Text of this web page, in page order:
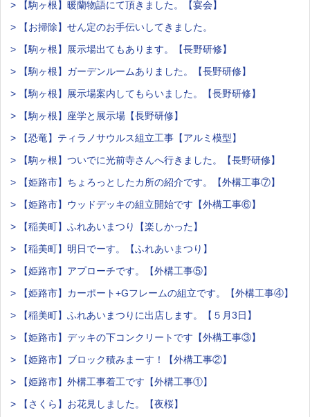
> 【駒ヶ根】暖蘭物語にて頂きました。【宴会】
> 【お掃除】せん定のお手伝いしてきました。
> 【駒ヶ根】展示場出てもあります。【長野研修】
> 【駒ヶ根】ガーデンルームありました。【長野研修】
> 【駒ヶ根】展示場案内してもらいました。【長野研修】
> 【駒ヶ根】座学と展示場【長野研修】
> 【恐竜】ティラノサウルス組立工事【アルミ模型】
> 【駒ヶ根】ついでに光前寺さんへ行きました。【長野研修】
> 【姫路市】ちょろっとしたカ所の紹介です。【外構工事⑦】
> 【姫路市】ウッドデッキの組立開始です【外構工事⑥】
> 【稲美町】ふれあいまつり【楽しかった】
> 【稲美町】明日でーす。【ふれあいまつり】
> 【姫路市】アプローチです。【外構工事⑤】
> 【姫路市】カーポート+Gフレームの組立です。【外構工事④】
> 【稲美町】ふれあいまつりに出店します。【５月3日】
> 【姫路市】デッキの下コンクリートです【外構工事③】
> 【姫路市】ブロック積みまーす！【外構工事②】
> 【姫路市】外構工事着工です【外構工事①】
> 【さくら】お花見しました。【夜桜】